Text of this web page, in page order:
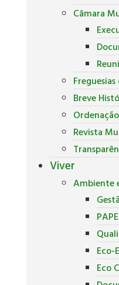
Câmara
Breve
Revista
Viver
Ambiente
Eco-
Eco